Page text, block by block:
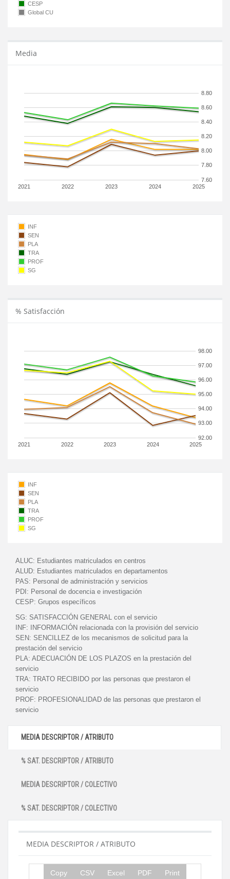
CESP
Global CU
Media
2021 2022 2023 2024 2025
7.60
7.80
8.00
8.20
8.40
8.60
8.80
INF
SEN
PLA
TRA
PROF
SG
% Satisfacción
2021 2022 2023 2024 2025
92.00
93.00
94.00
95.00
96.00
97.00
98.00
INF
SEN
PLA
TRA
PROF
SG
ALUC: Estudiantes matriculados en centros
ALUD: Estudiantes matriculados en departamentos
PAS: Personal de administración y servicios
PDI: Personal de docencia e investigación
CESP: Grupos específicos
SG: SATISFACCIÓN GENERAL con el servicio
INF:
INFORMACIÓN relacionada con la provisión del servicio
SEN: SENCILLEZ de los mecanismos de solicitud para la
prestación del servicio
PLA: ADECUACIÓN DE LOS PLAZOS en la prestación del
servicio
TRA: TRATO RECIBIDO por las personas que prestaron el
servicio
PROF: PROFESIONALIDAD de las personas que prestaron el
servicio
MEDIA DESCRIPTOR / ATRIBUTO
% SAT. DESCRIPTOR / ATRIBUTO
MEDIA DESCRIPTOR / COLECTIVO
% SAT. DESCRIPTOR / COLECTIVO
MEDIA DESCRIPTOR / ATRIBUTO
Copy CSV Excel PDF Print